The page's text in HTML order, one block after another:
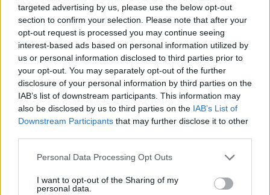
targeted advertising by us, please use the below opt-out
section to confirm your selection. Please note that after your
opt-out request is processed you may continue seeing
interest-based ads based on personal information utilized by
us or personal information disclosed to third parties prior to
your opt-out. You may separately opt-out of the further
disclosure of your personal information by third parties on the
IAB’s list of downstream participants. This information may
also be disclosed by us to third parties on the IAB’s List of
Downstream Participants that may further disclose it to other
Personal Data Processing Opt Outs
I want to opt-out of the Sharing of my
personal data.